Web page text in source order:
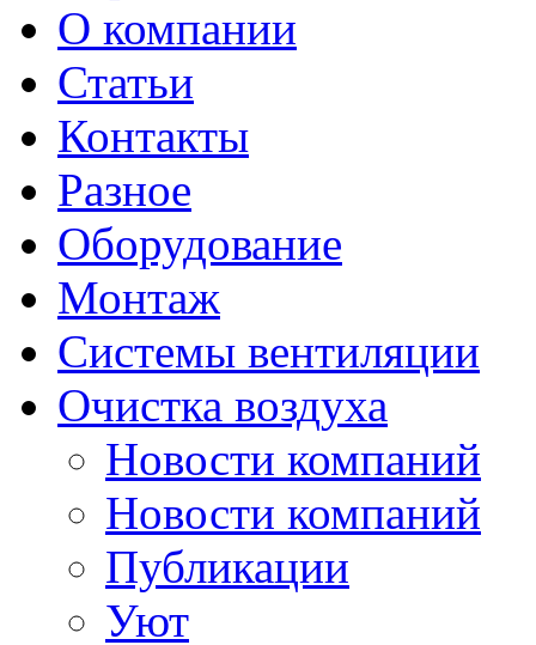
О компании
Статьи
Контакты
Разное
Оборудование
Монтаж
Системы вентиляции
Очистка воздуха
Новости компаний
Новости компаний
Публикации
Уют